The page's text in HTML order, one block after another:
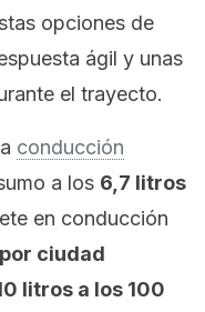
opciones de
ágil y unas
el trayecto.
conducción
a los 6,7 litros
en conducción
ciudad
litros a los 100